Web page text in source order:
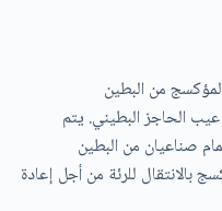
من البطين
الحاجز البطيني. يتم
صناعيان من البطين
بالانتقال للرئة من أجل إعادة